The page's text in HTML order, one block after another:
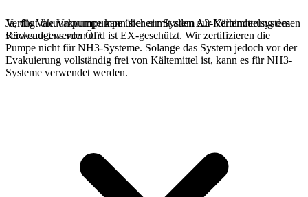
Ja, die Vakuumpumpe kann sicher mit allen A3-Kältemittelsystemen
verwendet werden und ist EX-geschützt. Wir zertifizieren die
Pumpe nicht für NH3-Systeme. Solange das System jedoch vor der
Evakuierung vollständig frei von Kältemittel ist, kann es für NH3-
Systeme verwendet werden.
Verfügt die Vakuumpumpe über ein System zur Verhinderung des
Rücksaugens von Öl?